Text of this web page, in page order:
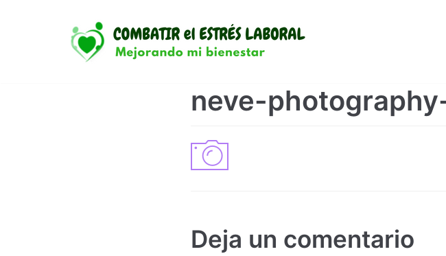
neve-
Deja un comentario